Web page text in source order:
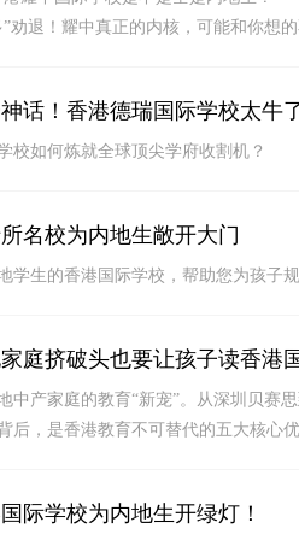
退！耀中真正的内核，可能和你想
话！香港德瑞国际学校太牛
校如何炼就全球顶尖学府收割机？
名校为内地生敞开大门
学生的香港国际学校，帮助您为孩子
庭挤破头也要让孩子读香港
中产家庭的教育“新宠”。从深圳贝赛
后，是香港教育不可替代的五大核心
际学校为内地生开绿灯！